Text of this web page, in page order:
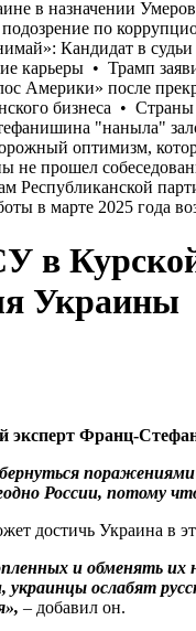
в
Украины
эксперт Франц-
России, потому
достичь Украина в
и обменять их
украинцы ослабят
– добавил он.